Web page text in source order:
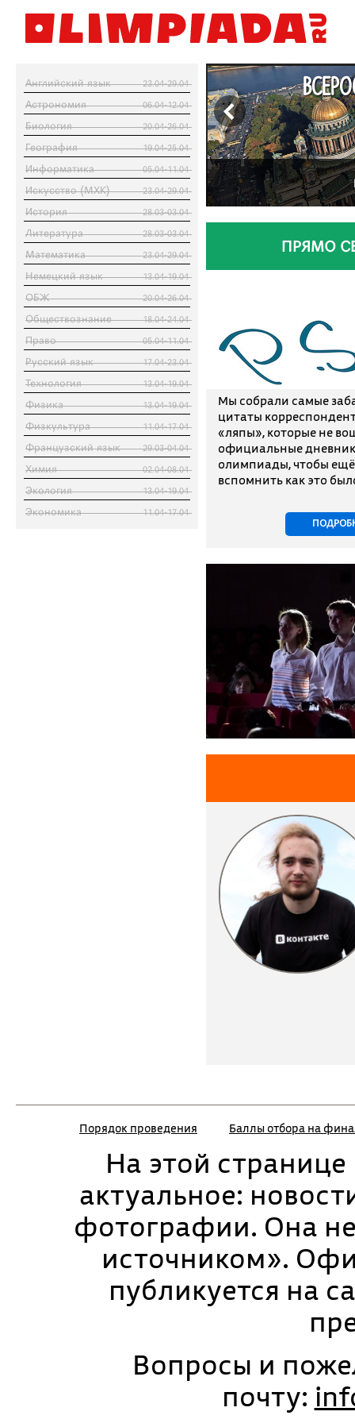
Английский язык 23.04-29.04
Астрономия 06.04-12.04
Биология 20.04-26.04
География 19.04-25.04
Информатика 05.04-11.04
Искусство (МХК) 23.04-29.04
История 28.03-03.04
Литература 28.03-03.04
Математика 23.04-29.04
Немецкий язык 13.04-19.04
ОБЖ 20.04-26.04
Обществознание 18.04-24.04
Право 05.04-11.04
Русский язык 17.04-23.04
Технология 13.04-19.04
Физика 13.04-19.04
Физкультура 11.04-17.04
Французский язык 29.03-04.04
Химия 02.04-08.04
Экология 13.04-19.04
Экономика 11.04-17.04
ПРЯМО
Мы собрали самые
цитаты
«ляпы», которые не
официальные
олимпиады, чтобы ещё
вспомнить как это
Порядок проведения Баллы отбора на
На этой
актуальное:
фотографии. Она
источником».
публикуется на
Вопросы и
почту: